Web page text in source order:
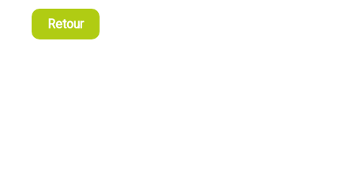
Retour